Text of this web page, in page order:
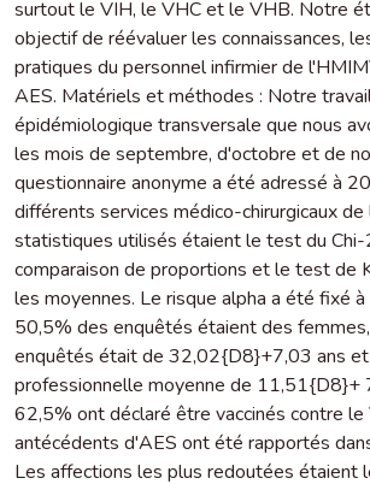
surtout le VIH, le VHC et le VHB. Notre
objectif de réévaluer les connaissances,
pratiques du personnel infirmier de
AES. Matériels et méthodes : Notre
épidémiologique transversale que nous
les mois de septembre, d'octobre et de
questionnaire anonyme a été adressé à
différents services médico-chirurgicaux
statistiques utilisés étaient le test du Chi-
comparaison de proportions et le test de
les moyennes. Le risque alpha a été fixé
50,5% des enquêtés étaient des
enquêtés était de 32,02{D8}+7,03 ans et
professionnelle moyenne de 11,51{D8}+
62,5% ont déclaré être vaccinés contre le
antécédents d'AES ont été rapportés
Les affections les plus redoutées étaient